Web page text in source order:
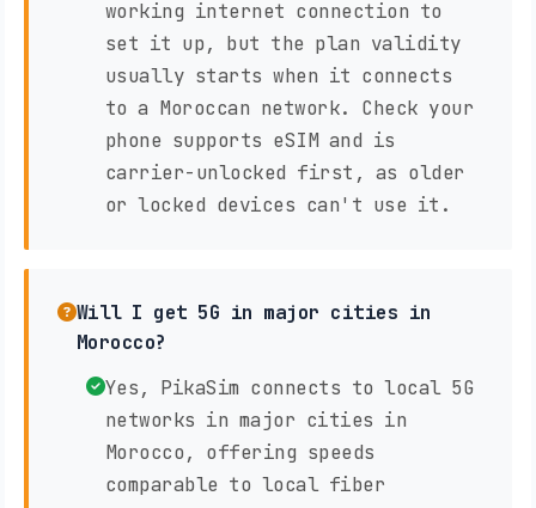
working internet connection to
set it up, but the plan validity
usually starts when it connects
to a Moroccan network. Check your
phone supports eSIM and is
carrier-unlocked first, as older
or locked devices can't use it.
Will I get 5G in major cities in
Morocco?
Yes, PikaSim connects to local 5G
networks in major cities in
Morocco, offering speeds
comparable to local fiber